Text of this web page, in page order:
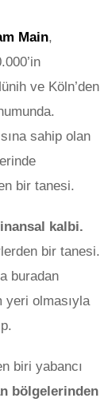
Main,
ve Köln’den
sahip olan
bir tanesi.
kalbi.
bir tanesi.
buradan
yeri olmasıyla
biri yabancı
bölgelerinden